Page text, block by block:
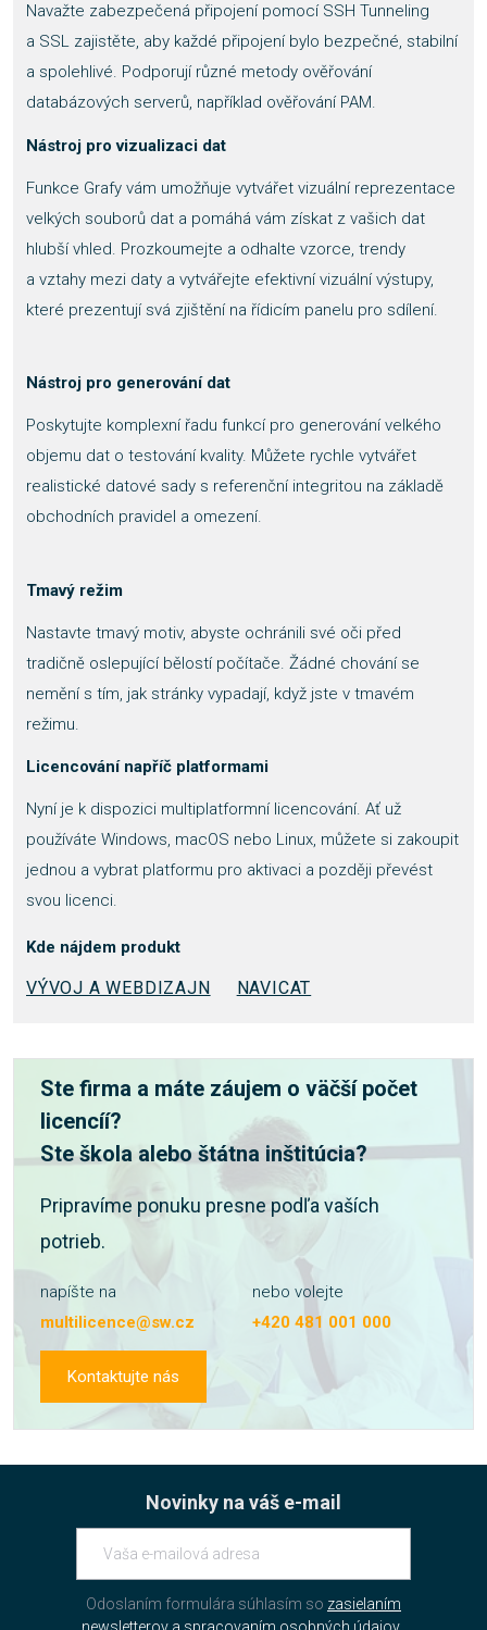
Navažte zabezpečená připojení pomocí SSH Tunneling
a SSL zajistěte, aby každé připojení bylo bezpečné, stabilní
a spolehlivé. Podporují různé metody ověřování
databázových serverů, například ověřování PAM.
Nástroj pro vizualizaci dat
Funkce Grafy vám umožňuje vytvářet vizuální reprezentace
velkých souborů dat a pomáhá vám získat z vašich dat
hlubší vhled. Prozkoumejte a odhalte vzorce, trendy
a vztahy mezi daty a vytvářejte efektivní vizuální výstupy,
které prezentují svá zjištění na řídicím panelu pro sdílení.
Nástroj pro generování dat
Poskytujte komplexní řadu funkcí pro generování velkého
objemu dat o testování kvality. Můžete rychle vytvářet
realistické datové sady s referenční integritou na základě
obchodních pravidel a omezení.
Tmavý režim
Nastavte tmavý motiv, abyste ochránili své oči před
tradičně oslepující bělostí počítače. Žádné chování se
nemění s tím, jak stránky vypadají, když jste v tmavém
režimu.
Licencování napříč platformami
Nyní je k dispozici multiplatformní licencování. Ať už
používáte Windows, macOS nebo Linux, můžete si zakoupit
jednou a vybrat platformu pro aktivaci a později převést
svou licenci.
Kde nájdem produkt
VÝVOJ A WEBDIZAJN NAVICAT
Ste firma a máte záujem o väčší počet
licencíí?
Ste škola alebo štátna inštitúcia?
Pripravíme ponuku presne podľa vaších
potrieb.
napíšte na
multilicence@sw.cz
nebo volejte
+420 481 001 000
Kontaktujte nás
Novinky na váš e-mail
Odoslaním formulára súhlasím so zasielaním